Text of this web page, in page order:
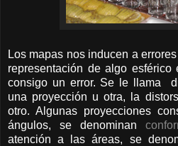
Los mapas nos inducen a
representación de algo
consigo un error. Se le llama
una proyección u otra, la
otro. Algunas proyecciones
ángulos, se denominan
atención a las áreas, se